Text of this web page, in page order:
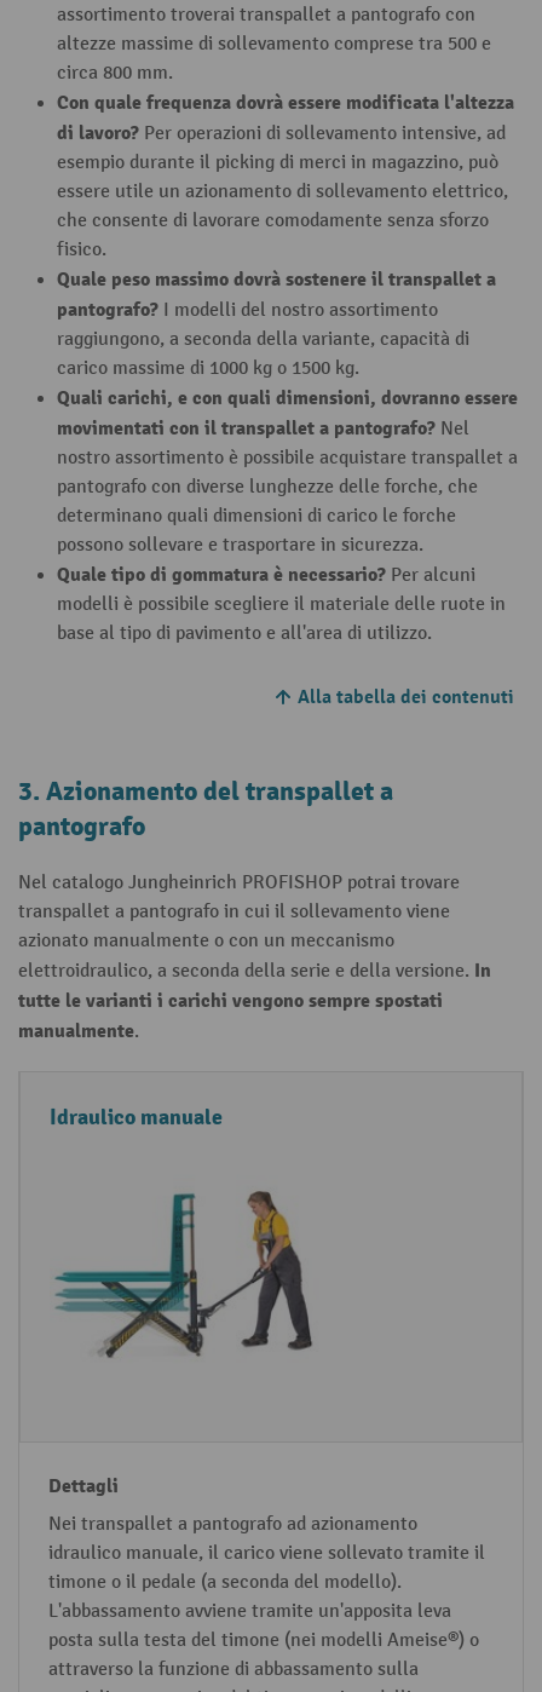
assortimento troverai transpallet a pantografo con
altezze massime di sollevamento comprese tra 500 e
circa 800 mm.
Con quale frequenza dovrà essere modificata l'altezza
di lavoro? Per operazioni di sollevamento intensive, ad
esempio durante il picking di merci in magazzino, può
essere utile un azionamento di sollevamento elettrico,
che consente di lavorare comodamente senza sforzo
fisico.
Quale peso massimo dovrà sostenere il transpallet a
pantografo? I modelli del nostro assortimento
raggiungono, a seconda della variante, capacità di
carico massime di 1000 kg o 1500 kg.
Quali carichi, e con quali dimensioni, dovranno essere
movimentati con il transpallet a pantografo? Nel
nostro assortimento è possibile acquistare transpallet a
pantografo con diverse lunghezze delle forche, che
determinano quali dimensioni di carico le forche
possono sollevare e trasportare in sicurezza.
Quale tipo di gommatura è necessario? Per alcuni
modelli è possibile scegliere il materiale delle ruote in
base al tipo di pavimento e all'area di utilizzo.
Alla tabella dei contenuti
3. Azionamento del transpallet a
pantografo
Nel catalogo Jungheinrich PROFISHOP potrai trovare
transpallet a pantografo in cui il sollevamento viene
azionato manualmente o con un meccanismo
elettroidraulico, a seconda della serie e della versione. In
tutte le varianti i carichi vengono sempre spostati
manualmente.
A
m
e
n
p
t
o
g
r
D
t
g
li
li
c
a
z
i
Idraulico manuale
Nei transpallet a pantografo ad azionamento
idraulico manuale, il carico viene sollevato tramite il
timone o il pedale (a seconda del modello).
L'abbassamento avviene tramite un'apposita leva
posta sulla testa del timone (nei modelli Ameise®) o
attraverso la funzione di abbassamento sulla